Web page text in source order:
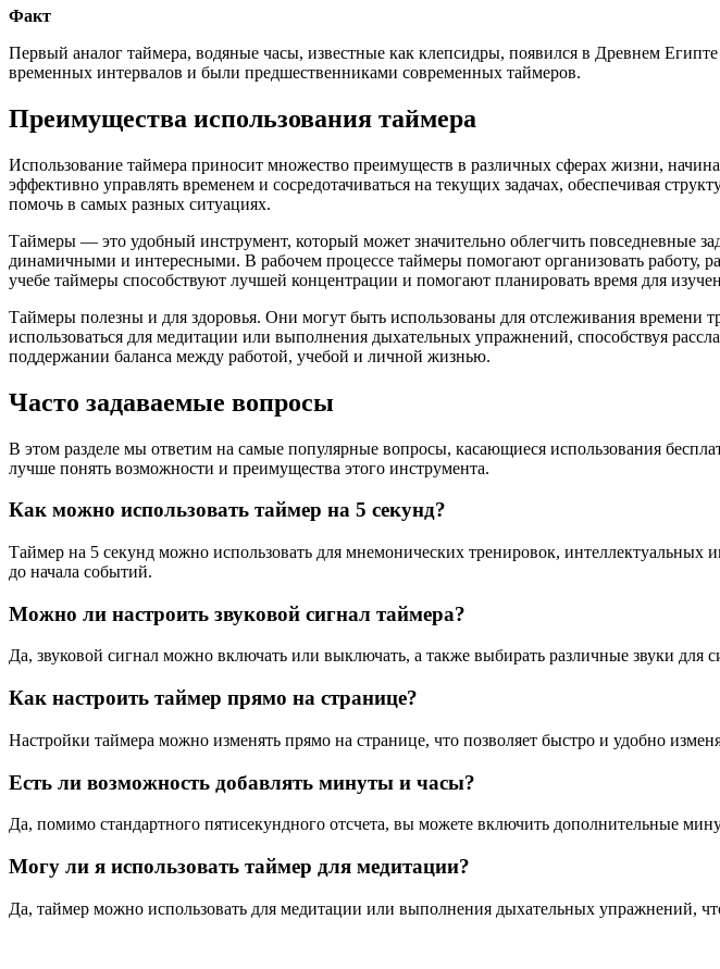
Факт
Первый аналог таймера, водяные часы, известные как клепсидры, появился в Древнем
временных интервалов и были предшественниками современных таймеров.
Преимущества использования таймера
Использование таймера приносит множество преимуществ в различных сферах жизни,
эффективно управлять временем и сосредотачиваться на текущих задачах, обеспечивая
помочь в самых разных ситуациях.
Таймеры — это удобный инструмент, который может значительно облегчить повседневные
динамичными и интересными. В рабочем процессе таймеры помогают организовать работу,
учебе таймеры способствуют лучшей концентрации и помогают планировать время для
Таймеры полезны и для здоровья. Они могут быть использованы для отслеживания
использоваться для медитации или выполнения дыхательных упражнений, способствуя
поддержании баланса между работой, учебой и личной жизнью.
Часто задаваемые вопросы
В этом разделе мы ответим на самые популярные вопросы, касающиеся использования
лучше понять возможности и преимущества этого инструмента.
Как можно использовать таймер на 5 секунд?
Таймер на 5 секунд можно использовать для мнемонических тренировок,
до начала событий.
Можно ли настроить звуковой сигнал таймера?
Да, звуковой сигнал можно включать или выключать, а также выбирать различные звуки для
Как настроить таймер прямо на странице?
Настройки таймера можно изменять прямо на странице, что позволяет быстро и удобно
Есть ли возможность добавлять минуты и часы?
Да, помимо стандартного пятисекундного отсчета, вы можете включить дополнительные
Могу ли я использовать таймер для медитации?
Да, таймер можно использовать для медитации или выполнения дыхательных упражнений,